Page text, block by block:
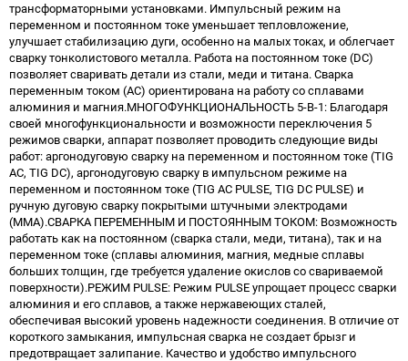
трансформаторными установками. Импульсный режим на
переменном и постоянном токе уменьшает тепловложение,
улучшает стабилизацию дуги, особенно на малых токах, и облегчает
сварку тонколистового металла. Работа на постоянном токе (DC)
позволяет сваривать детали из стали, меди и титана. Сварка
переменным током (AC) ориентирована на работу со сплавами
алюминия и магния.МНОГОФУНКЦИОНАЛЬНОСТЬ 5-В-1: Благодаря
своей многофункциональности и возможности переключения 5
режимов сварки, аппарат позволяет проводить следующие виды
работ: аргонодуговую сварку на переменном и постоянном токе (TIG
AC, TIG DC), аргонодуговую сварку в импульсном режиме на
переменном и постоянном токе (ТIG АС PULSE, ТIG DC PULSE) и
ручную дуговую сварку покрытыми штучными электродами
(ММА).СВАРКА ПЕРЕМЕННЫМ И ПОСТОЯННЫМ ТОКОМ: Возможность
работать как на постоянном (сварка стали, меди, титана), так и на
переменном токе (сплавы алюминия, магния, медные сплавы
больших толщин, где требуется удаление окислов со свариваемой
поверхности).РЕЖИМ PULSE: Режим PULSE упрощает процесс сварки
алюминия и его сплавов, а также нержавеющих сталей,
обеспечивая высокий уровень надежности соединения. В отличие от
короткого замыкания, импульсная сварка не создает брызг и
предотвращает залипание. Качество и удобство импульсного